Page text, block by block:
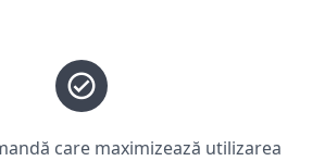
care maximizează utilizarea